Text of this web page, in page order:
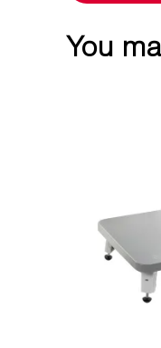
HD0405S
quantity
You